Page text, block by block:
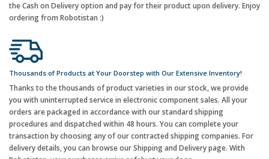
the Cash on Delivery option and pay for their product upon delivery. Enjoy
ordering from Robotistan :)
Thousands of Products at Your Doorstep with Our Extensive Inventory!
Thanks to the thousands of product varieties in our stock, we provide
you with uninterrupted service in electronic component sales. All your
orders are packaged in accordance with our standard shipping
procedures and dispatched within 48 hours. You can complete your
transaction by choosing any of our contracted shipping companies. For
delivery details, you can browse our Shipping and Delivery page. With